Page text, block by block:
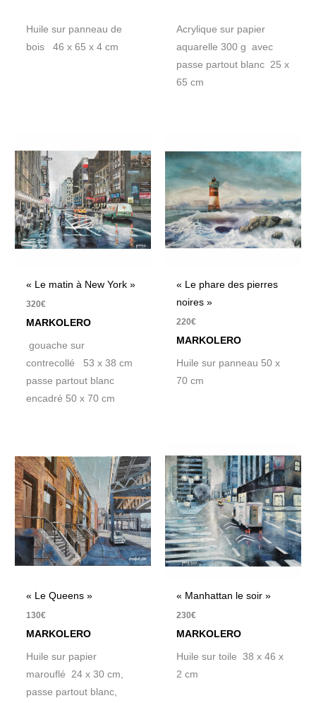
Huile sur panneau de
bois 46 x 65 x 4 cm
Acrylique sur papier
aquarelle 300 g avec
passe partout blanc 25 x
65 cm
« Le matin à New York »
320€
MARKOLERO
gouache sur
contrecollé 53 x 38 cm
passe partout blanc
encadré 50 x 70 cm
« Le phare des pierres
noires »
220€
MARKOLERO
Huile sur panneau 50 x
70 cm
« Le Queens »
130€
MARKOLERO
Huile sur papier
marouflé 24 x 30 cm,
passe partout blanc,
« Manhattan le soir »
230€
MARKOLERO
Huile sur toile 38 x 46 x
2 cm